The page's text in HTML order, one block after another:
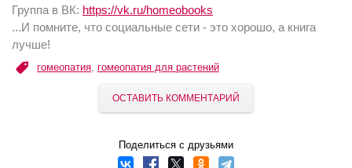
Группа в ВК: https://vk.ru/homeobooks
...И помните, что социальные сети - это хорошо, а книга
лучше!
гомеопатия, гомеопатия для растений
ОСТАВИТЬ КОММЕНТАРИЙ
Поделиться с друзьями